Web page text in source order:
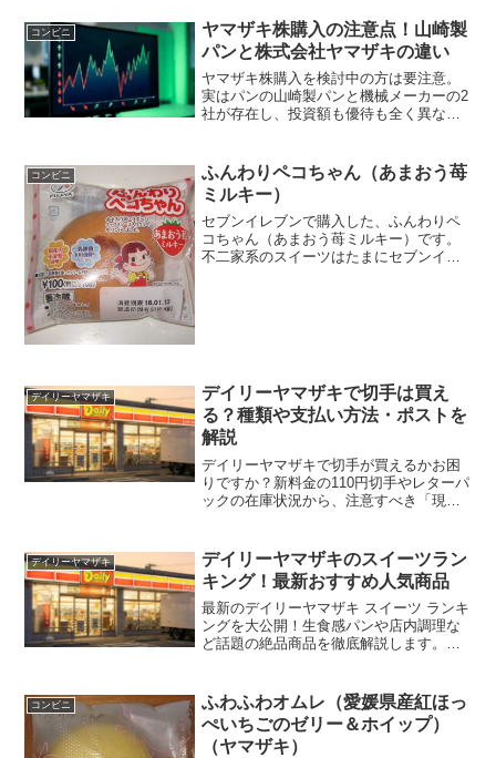
コンビニ
ヤマザキ株購入の注意点！山崎製
パンと株式会社ヤマザキの違い
ヤマザキ株購入を検討中の方は要注意。
実はパンの山崎製パンと機械メーカーの2
社が存在し、投資額も優待も全く異なり
底比較。3万円で買える高利回り銘柄の魅
力とは？あなたに最適な銘柄選びをサポ
ートします。
コンビニ
ふんわりペコちゃん（あまおう苺
ミルキー）
セブンイレブンで購入した、ふんわりペ
コちゃん（あまおう苺ミルキー）です。
不二家系のスイーツはたまにセブンイレ
デイリーヤマザキ
デイリーヤマザキで切手は買え
る？種類や支払い方法・ポストを
解説
デイリーヤマザキで切手が買えるかお困
りですか？新料金の110円切手やレターパ
ックの在庫状況から、注意すべき「現金
リーヤマザキの切手購入で失敗しないた
めのポイントを押さえて、スムーズに郵
送を済ませましょう。
デイリーヤマザキ
デイリーヤマザキのスイーツラン
キング！最新おすすめ人気商品
最新のデイリーヤマザキ スイーツ ランキ
ングを大公開！生食感パンや店内調理な
ど話題の絶品商品を徹底解説します。な
レクションの魅力や独自のアレンジレシ
ピまで、今すぐお店に行きたくなる情報
が満載です。
コンビニ
ふわふわオムレ（愛媛県産紅ほっ
ぺいちごのゼリー＆ホイップ）
（ヤマザキ）